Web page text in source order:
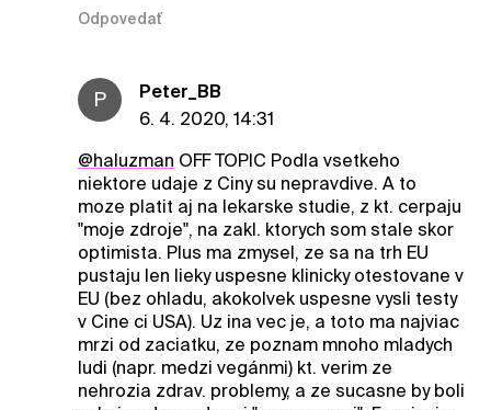
Odpovedať
P
Peter_BB
6. 4. 2020, 14:31
@haluzman OFF TOPIC Podla vsetkeho
niektore udaje z Ciny su nepravdive. A to
moze platit aj na lekarske studie, z kt. cerpaju
"moje zdroje", na zakl. ktorych som stale skor
optimista. Plus ma zmysel, ze sa na trh EU
pustaju len lieky uspesne klinicky otestovane v
EU (bez ohladu, akokolvek uspesne vysli testy
v Cine ci USA). Uz ina vec je, a toto ma najviac
mrzi od zaciatku, ze poznam mnoho mladych
ludi (napr. medzi vegánmi) kt. verim ze
nehrozia zdrav. problemy, a ze sucasne by boli